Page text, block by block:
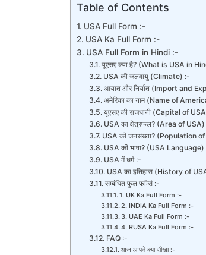
Table of Contents
USA Full Form :-
USA Ka Full Form :-
USA Full Form in Hindi :-
यूएसए क्या है? (What is USA in
USA की जलवायु (Climate) :-
आयात और निर्यात (Import and
अमेरिका का नाम (Name of
यूएसए की राजधानी (Capital of
USA का क्षेत्रफल? (Area of
USA की जनसंख्या? (Population
USA की भाषा? (USA Language)
USA में धर्म :-
USA का इतिहास (History of
सम्बंधित फुल फॉर्म्स :-
1. UK Ka Full Form :-
2. INDIA Ka Full Form :-
3. UAE Ka Full Form :-
4. RUSA Ka Full Form :-
FAQ :-
आज आपने क्या सीखा :-